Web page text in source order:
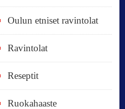
Oulun etniset ravintolat
Ravintolat
Reseptit
Ruokahaaste